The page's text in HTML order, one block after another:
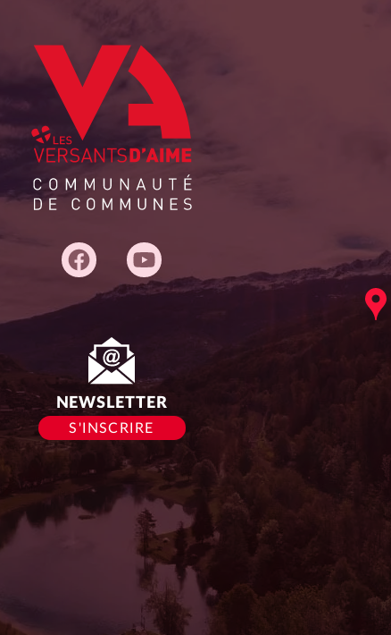
NEWSLETTER
S'INSCRIRE
siège :